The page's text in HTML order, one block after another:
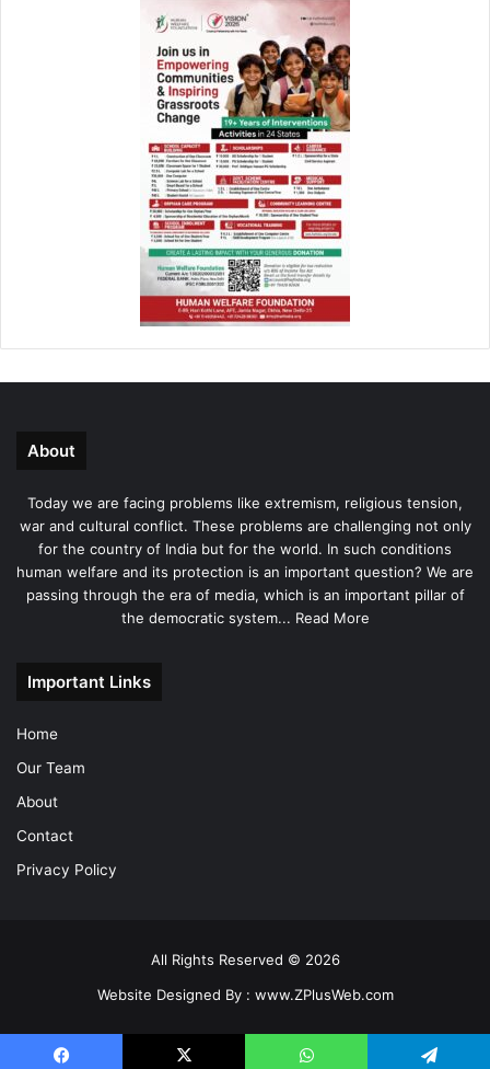
About
Today we are facing problems like extremism, religious tension,
war and cultural conflict. These problems are challenging not only
for the country of India but for the world. In such conditions
human welfare and its protection is an important question? We are
passing through the era of media, which is an important pillar of
the democratic system... Read More
Important Links
Home
Our Team
About
Contact
Privacy Policy
All Rights Reserved © 2026
Website Designed By : www.ZPlusWeb.com